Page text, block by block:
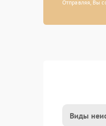
Отправляя, Вы
Виды